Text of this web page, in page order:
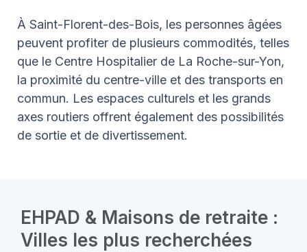
À Saint-Florent-des-Bois, les personnes âgées
peuvent profiter de plusieurs commodités, telles
que le Centre Hospitalier de La Roche-sur-Yon,
la proximité du centre-ville et des transports en
commun. Les espaces culturels et les grands
axes routiers offrent également des possibilités
de sortie et de divertissement.
EHPAD & Maisons de retraite :
Villes les plus recherchées